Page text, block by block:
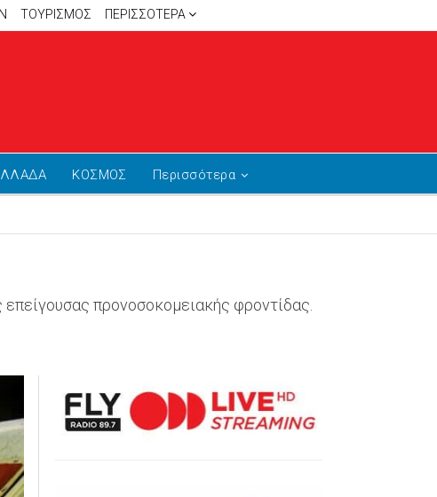
ΤΟΥΡΙΣΜΟΣ ΠΕΡΙΣΣΌΤΕΡΑ
ΚΟΣΜΟΣ Περισσότερα
προνοσοκομειακής φροντίδας.